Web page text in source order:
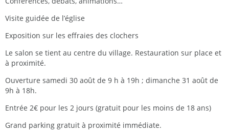
Visite guidée de l’église
Exposition sur les effraies des clochers
Le salon se tient au centre du village. Restauration sur place et
à proximité.
Ouverture samedi 30 août de 9 h à 19h ; dimanche 31 août de
9h à 18h.
Entrée 2€ pour les 2 jours (gratuit pour les moins de 18 ans)
Grand parking gratuit à proximité immédiate.